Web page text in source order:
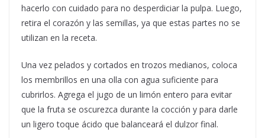
hacerlo con cuidado para no desperdiciar la pulpa. Luego,
retira el corazón y las semillas, ya que estas partes no se
utilizan en la receta.
Una vez pelados y cortados en trozos medianos, coloca
los membrillos en una olla con agua suficiente para
cubrirlos. Agrega el jugo de un limón entero para evitar
que la fruta se oscurezca durante la cocción y para darle
un ligero toque ácido que balanceará el dulzor final.